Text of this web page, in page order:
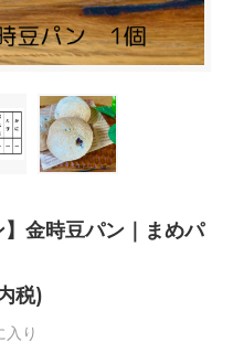
】金時豆パン｜まめパ
税)
入り